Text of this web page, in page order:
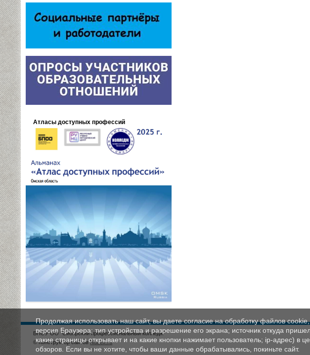
Атласы доступных профессий
БПОУ ОО "Сибирский профессиональный колледж"
© Конструктор сайтовNubex.ru
Продолжая использовать наш сайт, вы даете согласие на обработку файлов
версия Браузера; тип устройства и разрешение его экрана; источник откуда
какие страницы открывает и на какие кнопки нажимает пользователь; ip-адрес) в
обзоров. Если вы не хотите, чтобы ваши данные обрабатывались, покиньте сайт.